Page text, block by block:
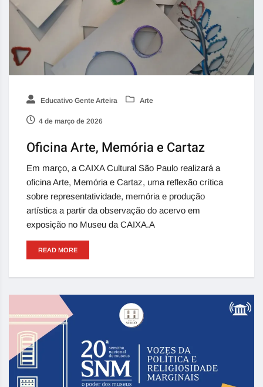
Educativo Gente Arteira Arte
4 de março de 2026
Oficina Arte, Memória e Cartaz
Em março, a CAIXA Cultural São Paulo realizará a
oficina Arte, Memória e Cartaz, uma reflexão crítica
sobre representatividade, memória e produção
artística a partir da observação do acervo em
exposição no Museu da CAIXA.A
READ MORE